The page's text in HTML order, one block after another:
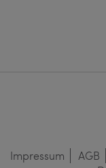
Impressum AGB